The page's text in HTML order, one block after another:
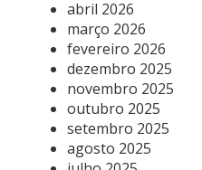
abril 2026
março 2026
fevereiro 2026
dezembro 2025
novembro 2025
outubro 2025
setembro 2025
agosto 2025